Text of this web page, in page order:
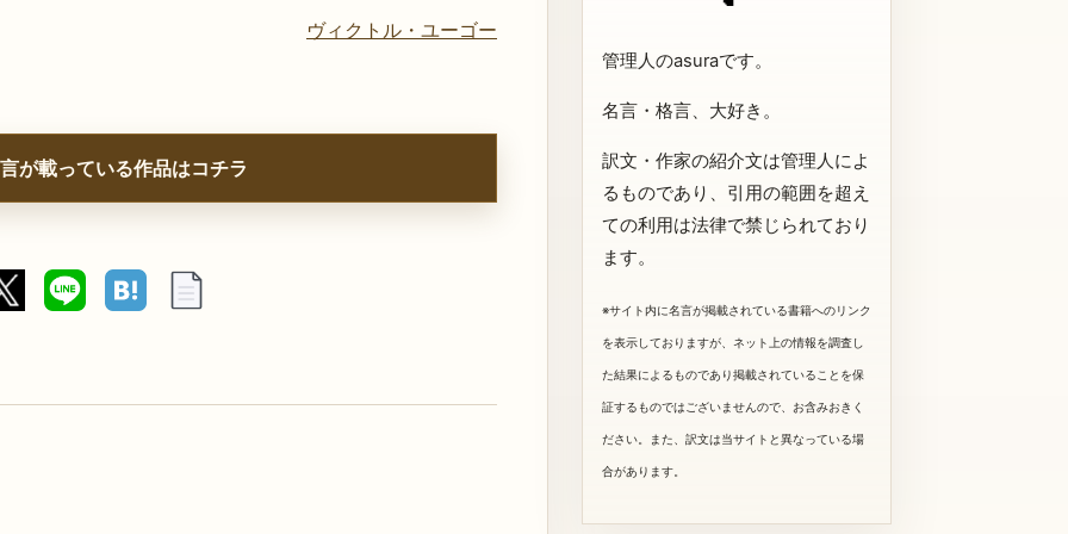
ヴィクトル・ユーゴー
が載っている作品はコチラ
管理人のasuraです。
名言・格言、大好き。
訳文・作家の紹介文は管理人によ
るものであり、引用の範囲を超え
ての利用は法律で禁じられており
ます。
※サイト内に名言が掲載されている書籍へのリンク
を表示しておりますが、ネット上の情報を調査し
た結果によるものであり掲載されていることを保
証するものではございませんので、お含みおきく
ださい。また、訳文は当サイトと異なっている場
合があります。